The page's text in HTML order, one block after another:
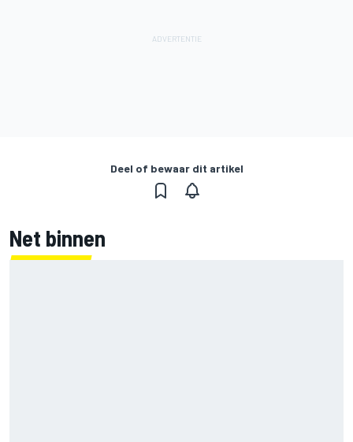
Deel of bewaar dit artikel
Net binnen